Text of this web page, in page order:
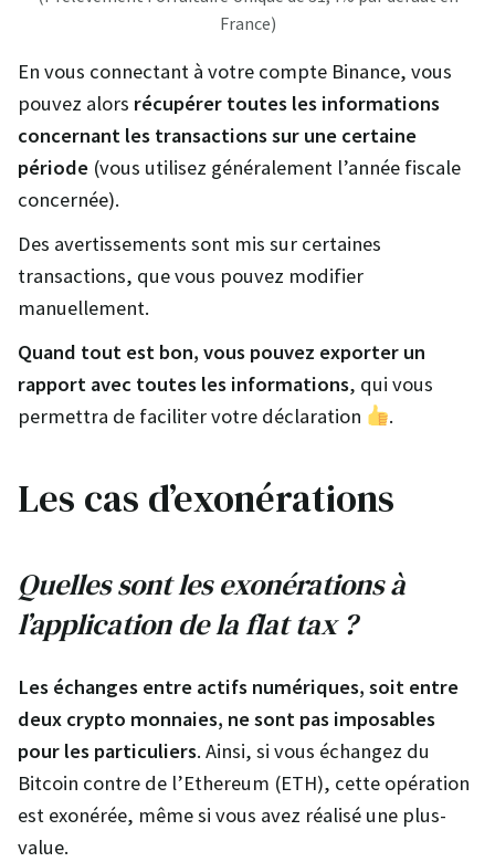
France)
En vous connectant à votre compte Binance, vous
pouvez alors récupérer toutes les informations
concernant les transactions sur une certaine
période (vous utilisez généralement l’année fiscale
concernée).
Des avertissements sont mis sur certaines
transactions, que vous pouvez modifier
manuellement.
Quand tout est bon, vous pouvez exporter un
rapport avec toutes les informations, qui vous
permettra de faciliter votre déclaration
.
Les cas d’exonérations
Quelles sont les exonérations à
l’application de la flat tax ?
Les échanges entre actifs numériques, soit entre
deux crypto monnaies, ne sont pas imposables
pour les particuliers. Ainsi, si vous échangez du
Bitcoin contre de l’Ethereum (ETH), cette opération
est exonérée, même si vous avez réalisé une plus-
value.